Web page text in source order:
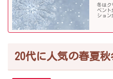
冬はク
ベント
ション
20代に人気の春夏